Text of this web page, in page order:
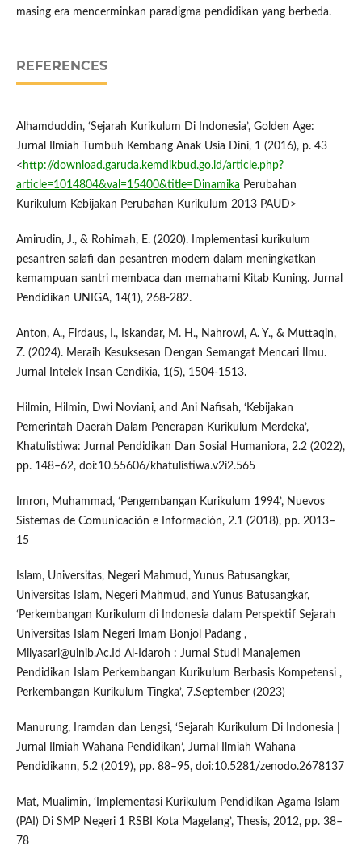
masing era mencerminkan paradigma pendidikan yang berbeda.
REFERENCES
Alhamduddin, ‘Sejarah Kurikulum Di Indonesia’, Golden Age:
Jurnal Ilmiah Tumbuh Kembang Anak Usia Dini, 1 (2016), p. 43
< http://download.garuda.kemdikbud.go.id/article.php?
article=1014804&val=15400&title=Dinamika Perubahan
Kurikulum Kebijakan Perubahan Kurikulum 2013 PAUD>
Amirudin, J., & Rohimah, E. (2020). Implementasi kurikulum
pesantren salafi dan pesantren modern dalam meningkatkan
kemampuan santri membaca dan memahami Kitab Kuning. Jurnal
Pendidikan UNIGA, 14(1), 268-282.
Anton, A., Firdaus, I., Iskandar, M. H., Nahrowi, A. Y., & Muttaqin,
Z. (2024). Meraih Kesuksesan Dengan Semangat Mencari Ilmu.
Jurnal Intelek Insan Cendikia, 1(5), 1504-1513.
Hilmin, Hilmin, Dwi Noviani, and Ani Nafisah, ‘Kebijakan
Pemerintah Daerah Dalam Penerapan Kurikulum Merdeka’,
Khatulistiwa: Jurnal Pendidikan Dan Sosial Humaniora, 2.2 (2022),
pp. 148–62, doi:10.55606/khatulistiwa.v2i2.565
Imron, Muhammad, ‘Pengembangan Kurikulum 1994’, Nuevos
Sistemas de Comunicación e Información, 2.1 (2018), pp. 2013–
15
Islam, Universitas, Negeri Mahmud, Yunus Batusangkar,
Universitas Islam, Negeri Mahmud, and Yunus Batusangkar,
‘Perkembangan Kurikulum di Indonesia dalam Perspektif Sejarah
Universitas Islam Negeri Imam Bonjol Padang ,
Milyasari@uinib.Ac.Id Al-Idaroh : Jurnal Studi Manajemen
Pendidikan Islam Perkembangan Kurikulum Berbasis Kompetensi ,
Perkembangan Kurikulum Tingka’, 7.September (2023)
Manurung, Iramdan dan Lengsi, ‘Sejarah Kurikulum Di Indonesia |
Jurnal Ilmiah Wahana Pendidikan’, Jurnal Ilmiah Wahana
Pendidikann, 5.2 (2019), pp. 88–95, doi:10.5281/zenodo.2678137
Mat, Mualimin, ‘Implementasi Kurikulum Pendidikan Agama Islam
(PAI) Di SMP Negeri 1 RSBI Kota Magelang’, Thesis, 2012, pp. 38–
78